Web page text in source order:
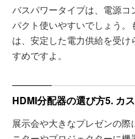
バスパワータイプは、電源
パクト使いやすいでしょう
は、安定した電力供給を受
すめですよ。
HDMI分配器の選び方5. カ
展示会や大きなプレゼンの